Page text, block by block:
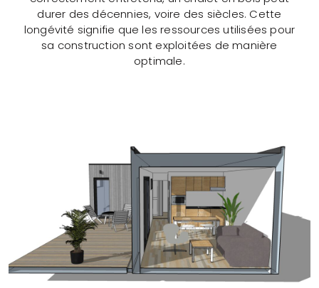
durer des décennies, voire des siècles. Cette
longévité signifie que les ressources utilisées pour
sa construction sont exploitées de manière
optimale.